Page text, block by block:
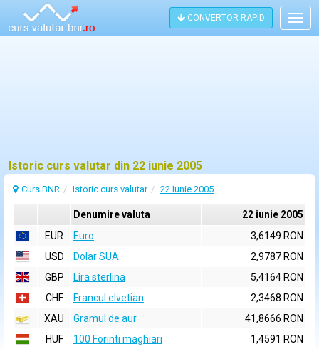
CONVERTOR RAPID
Istoric curs valutar din 22 iunie 2005
Curs BNR Istoric curs valutar 22 Iunie 2005
Denumire valuta
22 iunie 2005
EUR
Euro
3,6149 RON
USD
Dolar SUA
2,9787 RON
GBP
Lira sterlina
5,4164 RON
CHF
Francul elvetian
2,3468 RON
XAU
Gramul de aur
41,8666 RON
HUF
100 Forinti maghiari
1,4591 RON